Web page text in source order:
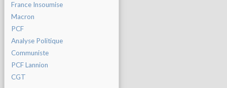
France Insoumise
Macron
PCF
Analyse Politique
Communiste
PCF Lannion
CGT